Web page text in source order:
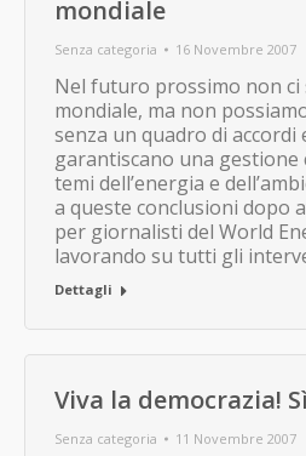
mondiale
Senza categoria 16 Novembre 2007
Nel futuro prossimo non
mondiale, ma non
senza un quadro di accordi
garantiscano una gestione
temi dell’energia e
a queste conclusioni dopo
per giornalisti del World
lavorando su tutti gli
Dettagli
Viva la democrazia!
Senza categoria 11 Novembre 2007